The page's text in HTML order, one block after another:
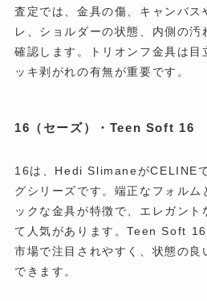
査定では、金具の傷、キャンバス
レ、ショルダーの状態、内側の汚
確認します。トリオンフ金具は目
ッキ剥がれの有無が重要です。
16（セーズ）・Teen Soft 16
16は、Hedi SlimaneがCELINE
グシリーズです。端正なフォルム
ックな金具が特徴で、エレガント
て人気があります。Teen Soft
市場で注目されやすく、状態の良
できます。